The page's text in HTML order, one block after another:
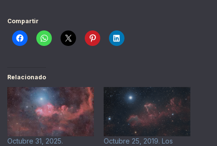
Compartir
Relacionado
Octubre 31, 2025.
Octubre 25, 2019. Los